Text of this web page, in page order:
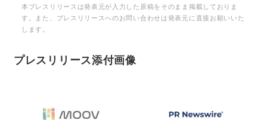
本プレスリリースは発表元が入力した原稿をそのまま掲載しておりま
す。また、プレスリリースへのお問い合わせは発表元に直接お願いいた
します。
プレスリリース添付画像